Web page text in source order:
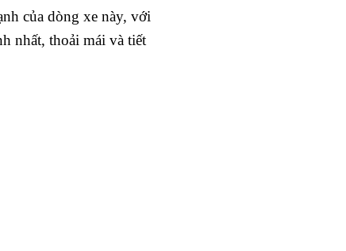
của dòng xe này, với
nhất, thoải mái và tiết